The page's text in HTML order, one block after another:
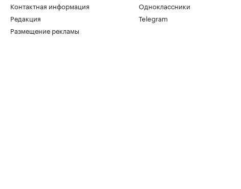
Контактная информация
Редакция
Размещение рекламы
Одноклассники
Telegram